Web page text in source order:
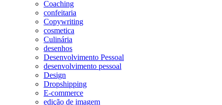
Coaching
confeitaria
Copywriting
cosmetica
Culinária
desenhos
Desenvolvimento Pessoal
desenvolvimento pessoal
Design
Dropshipping
E-commerce
edição de imagem